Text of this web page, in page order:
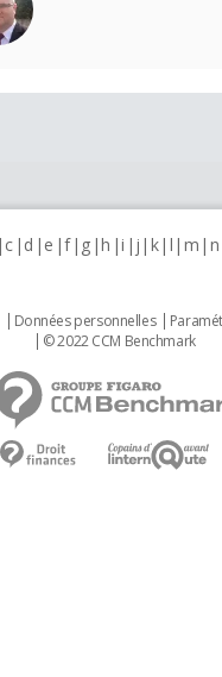
c d e f g h i j k l m n
Données personnelles
© 2022 CCM Benchmark